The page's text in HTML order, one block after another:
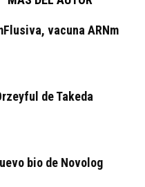
vacuna ARNm
de Takeda
bio de Novolog